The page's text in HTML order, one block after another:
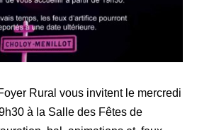
Rural vous invitent le mercredi
à la Salle des Fêtes de